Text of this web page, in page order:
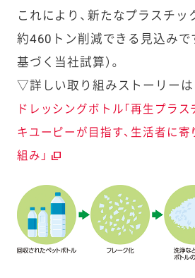
これにより、新たなプラスチッ
約460トン削減できる見込みで
基づく当社試算）。
▽詳しい取り組みストーリーは
ドレッシングボトル「再生プラス
キユーピーが目指す、生活者に寄
組み」